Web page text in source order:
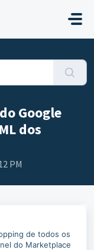
Google
dos
PM
de todos os
do Marketplace